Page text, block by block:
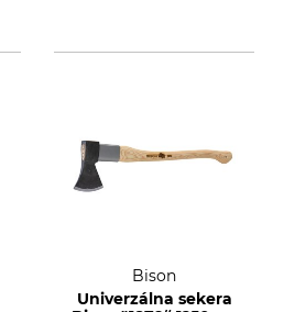
Bison
Univerzálna sekera